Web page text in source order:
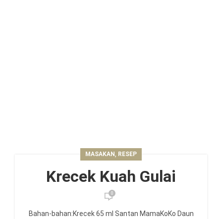
MASAKAN, RESEP
Krecek Kuah Gulai
0
Bahan-bahan:Krecek 65 ml Santan MamaKoKo Daun